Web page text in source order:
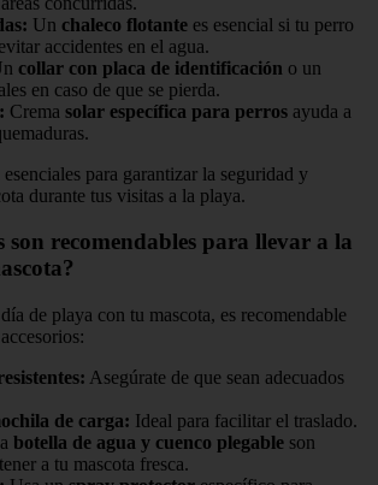
: Un chaleco flotante es esencial si tu perro
accidentes en el agua.
collar con placa de identificación o un
en caso de que se pierda.
: Crema solar específica para perros ayuda a
para garantizar la seguridad y
durante tus visitas a la playa.
son recomendables para llevar a la
de playa con tu mascota, es recomendable
: Asegúrate de que sean adecuados
de carga: Ideal para facilitar el traslado.
botella de agua y cuenco plegable son
a tu mascota fresca.